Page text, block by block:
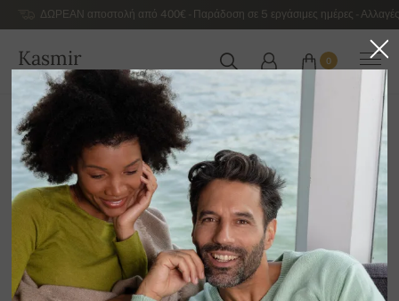
ΔΩΡΕΑΝ αποστολή από 400€ - Παράδοση σε 5 εργάσιμες ημέρες -
Kasmir
ΕΛΛΆΔΑ
0
Αρχική Αντρικά κασμιρένια πουλόβερ πολυτελείας